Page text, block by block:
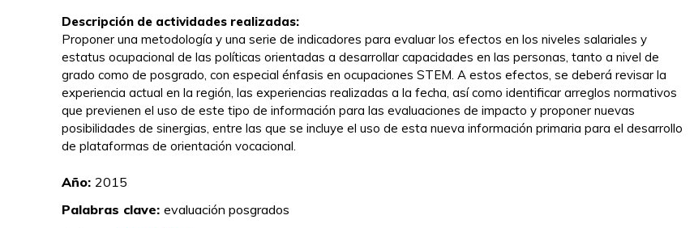
Descripción de actividades realizadas:
Proponer una metodología y una serie de indicadores para evaluar los efectos en los niveles salariales y
estatus ocupacional de las políticas orientadas a desarrollar capacidades en las personas, tanto a nivel de
grado como de posgrado, con especial énfasis en ocupaciones STEM. A estos efectos, se deberá revisar la
experiencia actual en la región, las experiencias realizadas a la fecha, así como identificar arreglos normativos
que previenen el uso de este tipo de información para las evaluaciones de impacto y proponer nuevas
posibilidades de sinergias, entre las que se incluye el uso de esta nueva información primaria para el desarrollo
de plataformas de orientación vocacional.
Año: 2015
Palabras clave: evaluación posgrados